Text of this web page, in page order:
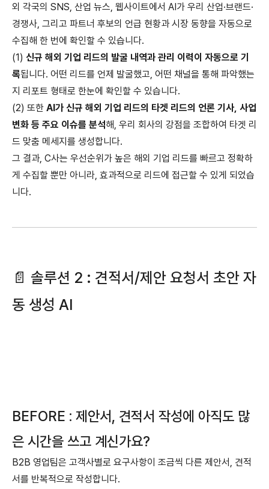
외 각국의 SNS, 산업 뉴스, 웹사이트에서 AI가 우리 산업·브랜드·
경쟁사, 그리고 파트너 후보의 언급 현황과 시장 동향을 자동으로
수집해 한 번에 확인할 수 있습니다.
(1) 신규 해외 기업 리드의 발굴 내역과 관리 이력이 자동으로 기
록됩니다. 어떤 리드를 언제 발굴했고, 어떤 채널을 통해 파악했는
지 리포트 형태로 한눈에 확인할 수 있습니다.
(2) 또한 AI가 신규 해외 기업 리드의 타겟 리드의 언론 기사, 사업
변화 등 주요 이슈를 분석해, 우리 회사의 강점을 조합하여 타겟 리
드 맞춤 메세지를 생성합니다.
그 결과, C사는 우선순위가 높은 해외 기업 리드를 빠르고 정확하
게 수집할 뿐만 아니라, 효과적으로 리드에 접근할 수 있게 되었습
니다.
📄 솔루션 2 : 견적서/제안 요청서 초안 자
동 생성 AI
BEFORE : 제안서, 견적서 작성에 아직도 많
은 시간을 쓰고 계신가요?
B2B 영업팀은 고객사별로 요구사항이 조금씩 다른 제안서, 견적
서를 반복적으로 작성합니다.